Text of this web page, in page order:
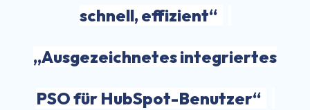
schnell, effizient“
„Ausgezeichnetes integriertes
PSO für HubSpot-Benutzer“